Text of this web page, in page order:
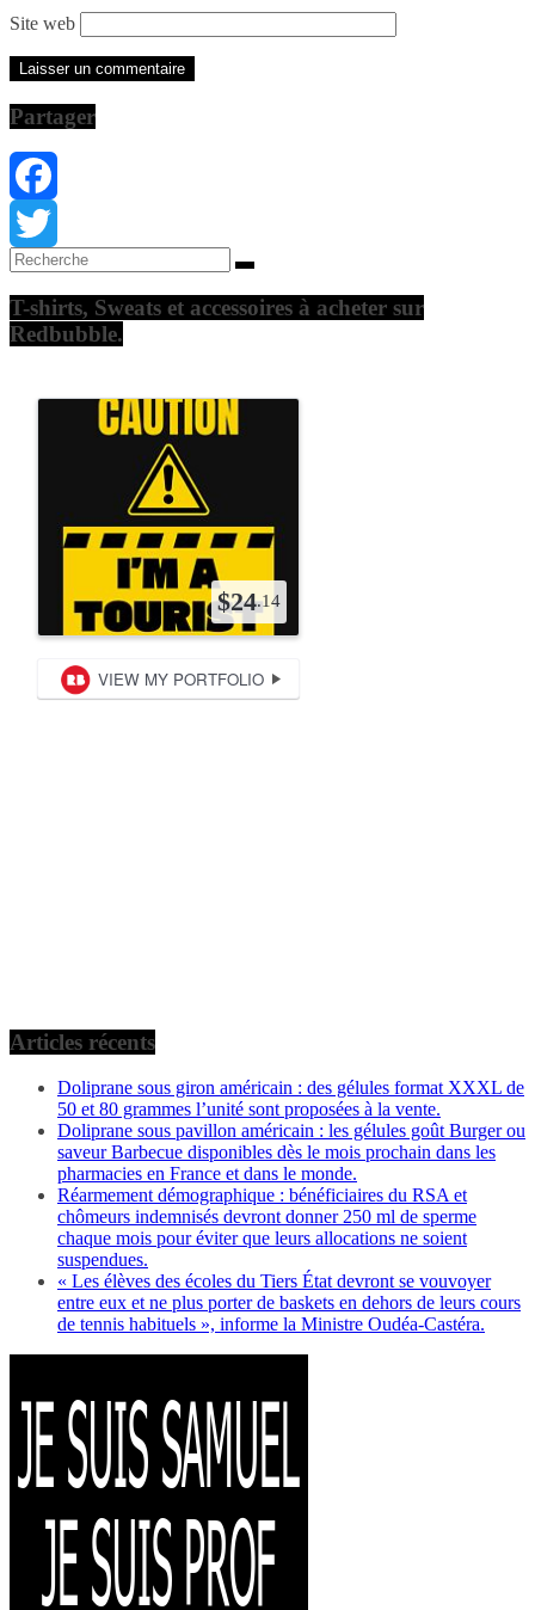
Site web
Partager
Facebook
Twitter
T-shirts, Sweats et accessoires à acheter sur
Redbubble.
Articles récents
Doliprane sous giron américain : des gélules format XXXL de
50 et 80 grammes l’unité sont proposées à la vente.
Doliprane sous pavillon américain : les gélules goût Burger ou
saveur Barbecue disponibles dès le mois prochain dans les
pharmacies en France et dans le monde.
Réarmement démographique : bénéficiaires du RSA et
chômeurs indemnisés devront donner 250 ml de sperme
chaque mois pour éviter que leurs allocations ne soient
suspendues.
« Les élèves des écoles du Tiers État devront se vouvoyer
entre eux et ne plus porter de baskets en dehors de leurs cours
de tennis habituels », informe la Ministre Oudéa-Castéra.